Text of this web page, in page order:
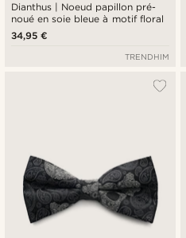
Dianthus | Noeud papillon pré-
noué en soie bleue à motif floral
34,95 €
TRENDHIM